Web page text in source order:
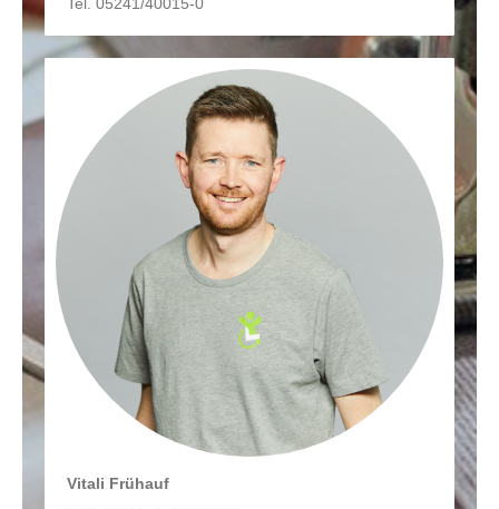
Vitali Frühauf